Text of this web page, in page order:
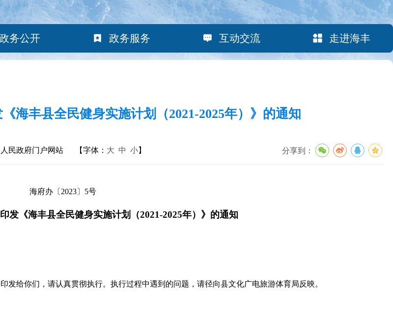
务公开 政务服务 互动交流 走进海丰
海丰县全民健身实施计划（2021-2025年）》的通知
民政府门户网站 【字体： 大 中 小】 分享到：
海府办〔2023〕5号
发《海丰县全民健身实施计划（2021-2025年）》的通知
给你们，请认真贯彻执行。执行过程中遇到的问题，请径向县文化广电旅游体育局反映。